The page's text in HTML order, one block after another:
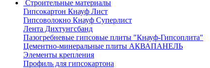
Строительные материалы
Гипсокартон Кнауф Лист
Гипсоволокно Кнауф Суперлист
Лента Дихтунгсбанд
Пазогребневые гипсовые плиты "Кнауф-Гипсоплита"
Цементно-минеральные плиты АКВАПАНЕЛЬ
Элементы крепления
Профиль для гипсокартона